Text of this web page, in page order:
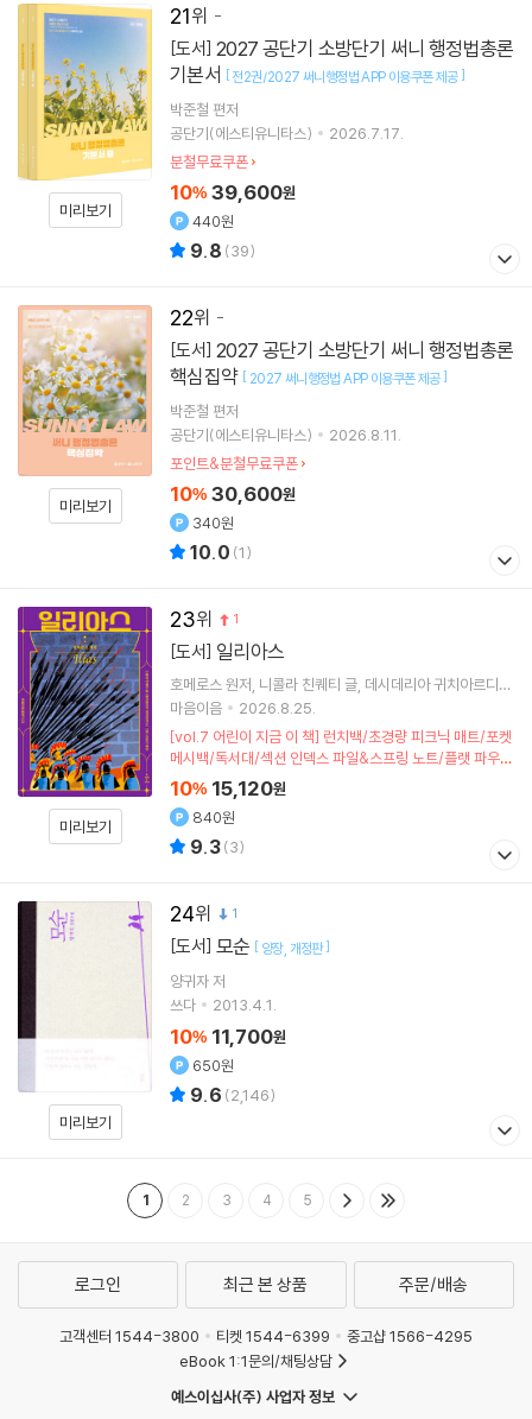
21
미리보기
[도서]
기본서 [전2권/2027 써니행정법 APP 이용쿠폰 제공]
박준철 편저
공단기(에스티유니타스)
2026.7.17.
분철무료쿠폰
10% 39,600원
440원
9.8 (39)
22
미리보기
[도서]
핵심집약 [ 2027 써니행정법 APP 이용쿠폰 제공]
박준철 편저
공단기(에스티유니타스)
2026.8.11.
포인트&분철무료쿠폰
10% 30,600원
340원
10.0 (1)
23 1
미리보기
[도서] 일리아스
호메로스 원저 니콜라 친퀘티 글 데시데리아 귀치아르디니
그림 이승수역
마음이음
2026.8.25.
[vol.7 어린이 지금 이 책] 런치백/초경량 피크닉 매트/포켓
메시백/독서대/섹션 인덱스 파일&스프링 노트/플랫 파우치
(포인트차감)
10% 15,120원
840원
9.3(3)
24 1
미리보기
[도서] 모순 [ 양장 개정판]
양귀자저
쓰다
2013.4.1.
10% 11,700원
650원
9.6 (2,146)
1 2 3 4 5
로그인 최근 본 상품 주문/배송
고객센터 1544-3800 티켓 1544-6399
중고샵 1566-4295
eBook 1:1문의/채팅상담
예스이십사(주) 사업자 정보